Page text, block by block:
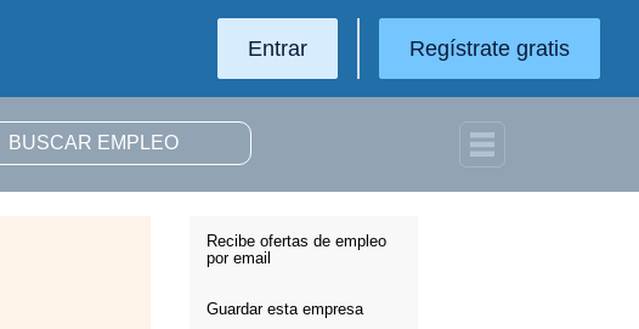
Entrar Regístrate gratis
Recibe ofertas de empleo
por email
Guardar esta empresa